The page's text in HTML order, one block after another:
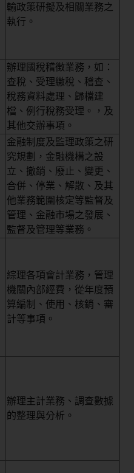
輸政策研擬及相關業務之
執行。
辦理國稅稽徴業務，如：
查稅、受理繳稅、稽查、
稅務資料處理、歸檔建
檔、例行稅務受理。，及
其他交辦事項。
金融制度及監理政策之研
究規劃，金融機構之設
立、撤銷、廢止、變更、
合併、停業、解散、及其
他業務範圍核定等監督及
管理、金融市場之發展、
監督及管理等業務。
綜理各項會計業務，管理
機關內部經費，從年度預
算編制、使用、核銷、審
計等事項。
辦理主計業務、調查數據
的整理與分析。